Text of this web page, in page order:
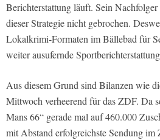
Berichterstattung läuft. Sein
dieser Strategie nicht gebrochen.
Lokalkrimi-Formaten im Bällebad für
weiter ausufernde
Aus diesem Grund sind Bilanzen wie
Mittwoch verheerend für das ZDF. Da
Mans 66“ gerade mal auf 460.000
mit Abstand erfolgreichste Sendung